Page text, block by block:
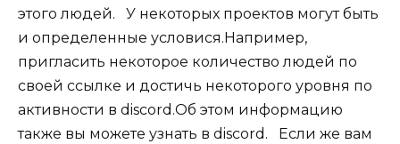
этого людей.⠀У некоторых проектов могут быть
и определенные условися.Например,
пригласить некоторое количество людей по
своей ссылке и достичь некоторого уровня по
активности в discord.Об этом информацию
также вы можете узнать в discord.⠀Если же вам